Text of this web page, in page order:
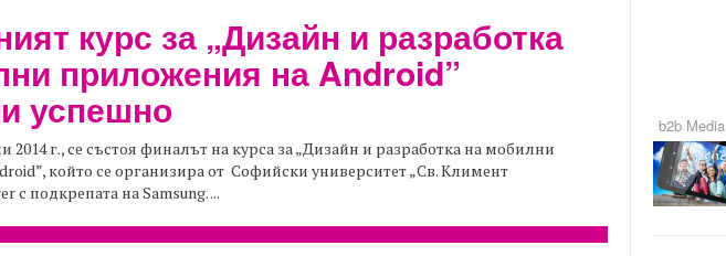
курс за „Дизайн и разработка
приложения на Android”
успешно
2014 г., се състоя финалът на курса за „Дизайн и разработка на мобилни
който се организира от Софийски университет „Св. Климент
с подкрепата на Samsung. ...
b2b Media